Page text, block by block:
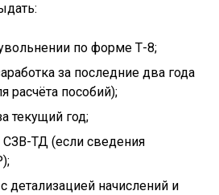
по форме Т-8;
за последние два года
расчёта пособий);
текущий год;
ТД (если сведения
детализацией начислений и